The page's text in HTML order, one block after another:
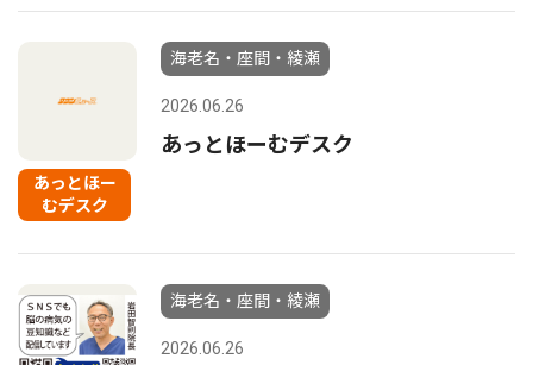
あっとほー
むデスク
海老名・座間・綾瀬
2026.06.26
あっとほーむデスク
海老名・座間・綾瀬
2026.06.26